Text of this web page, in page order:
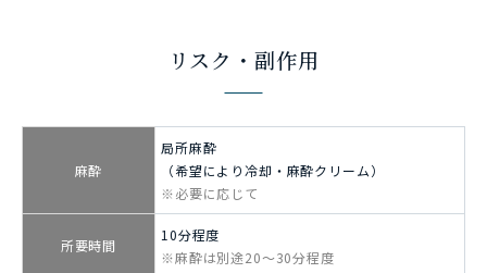
リスク・副作用
麻酔
局所麻酔
（希望により冷却・麻酔クリーム）
※必要に応じて
所要時間
10分程度
※麻酔は別途20～30分程度